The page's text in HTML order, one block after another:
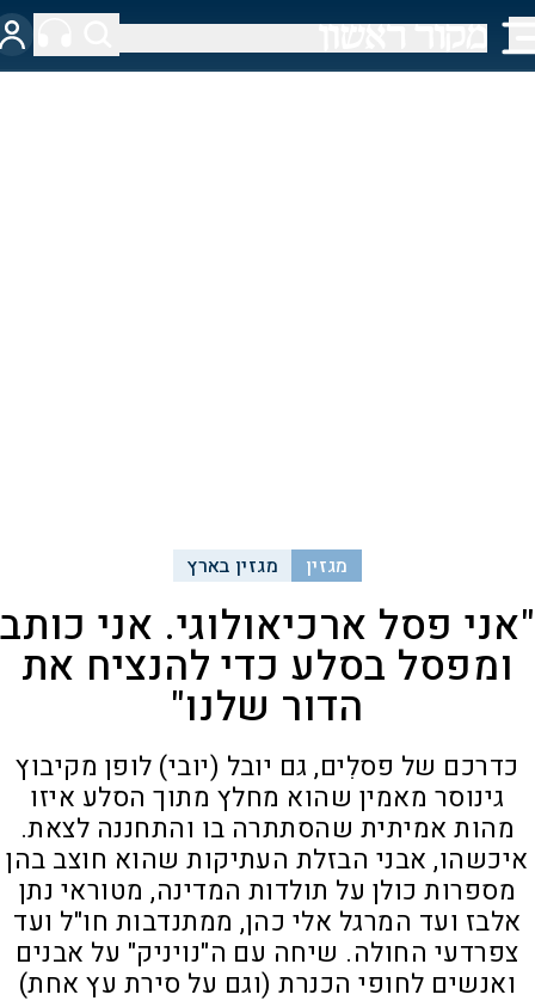
מגזין מגזין בארץ
"אני פסל ארכיאולוגי. אני כותב
ומפסל בסלע כדי להנציח את
הדור שלנו"
כדרכם של פסלִים, גם יובל (יובי) לופן מקיבוץ
גינוסר מאמין שהוא מחלץ מתוך הסלע איזו
מהות אמיתית שהסתתרה בו והתחננה לצאת.
איכשהו, אבני הבזלת העתיקות שהוא חוצב בהן
מספרות כולן על תולדות המדינה, מטוראי נתן
אלבז ועד המרגל אלי כהן, ממתנדבות חו"ל ועד
צפרדעי החולה. שיחה עם ה"נויניק" על אבנים
ואנשים לחופי הכנרת (וגם על סירת עץ אחת)